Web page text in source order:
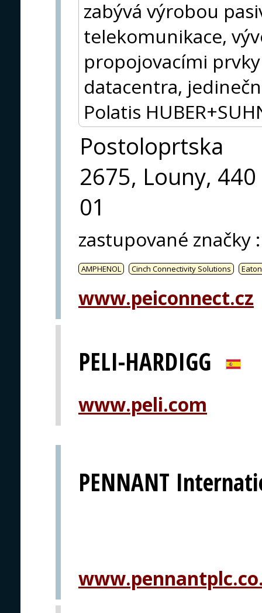
zabývá výrobou
telekomunikace,
propojovacími
datacentra,
Polatis
Postoloprtska
2675, Louny, 440
01
zastupované značky :
AMPHENOL Cinch Connectivity Solutions
www.peiconnect.cz
PELI-HARDIGG
www.peli.com
PENNANT